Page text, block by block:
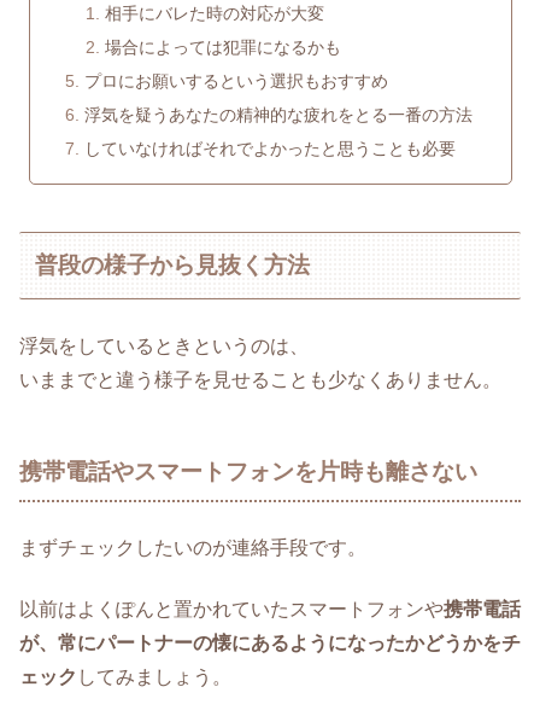
相手にバレた時の対応が大変
場合によっては犯罪になるかも
プロにお願いするという選択もおすすめ
浮気を疑うあなたの精神的な疲れをとる一番の方法
していなければそれでよかったと思うことも必要
普段の様子から見抜く方法
浮気をしているときというのは、
いままでと違う様子を見せることも少なくありません。
携帯電話やスマートフォンを片時も離さない
まずチェックしたいのが連絡手段です。
以前はよくぽんと置かれていたスマートフォンや携帯電話
が、常にパートナーの懐にあるようになったかどうかをチ
ェック してみましょう。